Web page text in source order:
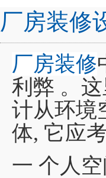
厂房装修
厂房装修
利弊 。
计从环境
体, 它应
一 个人